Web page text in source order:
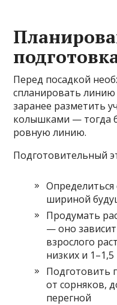
Перед посадкой
спланировать линию
заранее разметить
колышками — тогда
ровную линию.
Подготовительный
шириной
Продумать
— оно
взрослого
низких и
Подготовить
от сорняков,
перегной